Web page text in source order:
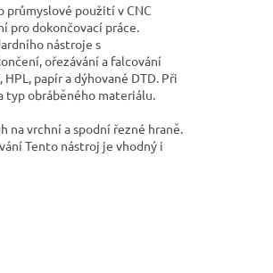
průmyslové použití v CNC
pro dokončovací práce.
nástroje s
ořezávání a falcování
papír a dýhované DTD. Při
typ obráběného materiálu.
vrchní a spodní řezné hraně.
Tento nástroj je vhodný i